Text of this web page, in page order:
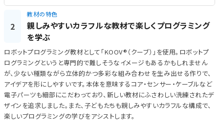
2
教材の特色
親しみやすいカラフルな教材で楽しくプログラミング
を学ぶ
ロボットプログラミング教材として「KOOV®（クーブ）」を使用。ロボットプ
ログラミングというと専門的で難しそうなイメージもあるかもしれません
が、少ない種類ながら立体的かつ多彩な組み合わせを生み出せる作りで、
アイデアを形にしやすいです。本体を意味するコア・センサー・ケーブルなど
電子パーツも細部にこだわっており、新しい教材にふさわしい洗練されたデ
ザインを追求しました。また、子どもたちも親しみやすいカラフルな構成で、
楽しいプログラミングの学びをアシストします。